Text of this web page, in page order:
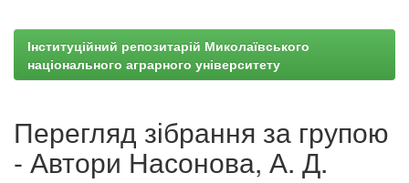
Інституційний репозитарій Миколаївського
національного аграрного університету
Перегляд зібрання за групою
- Автори Насонова, А. Д.